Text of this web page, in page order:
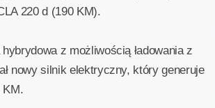
220 d (190 KM).
z możliwością ładowania z
nowy silnik elektryczny, który generuje
KM.